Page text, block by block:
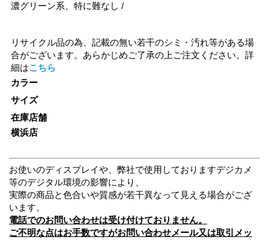
濃グリーン系、特に難なし /
リサイクル品の為、記載の無い若干のシミ・汚れ等がある場
合がございます。あらかじめご了承の上ご注文ください。詳
細はこちら
カラー
サイズ
在庫店舗
横浜店
お使いのディスプレイや、弊社で使用しておりますデジカメ
等のデジタル環境の影響により、
実際の商品と色合いや質感が若干異なって見える場合がござ
います。
電話でのお問い合わせは受け付けておりません。
ご不明な点はお手数ですがお問い合わせメール又は取引メッ